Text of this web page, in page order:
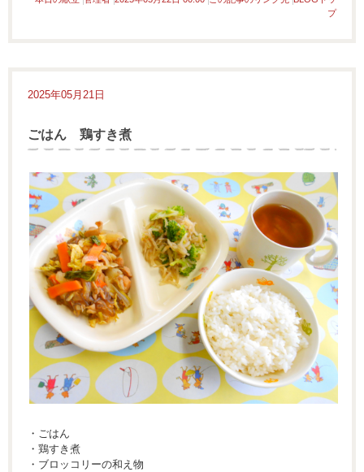
プ
2025年05月21日
ごはん 鶏すき煮
・ごはん
・鶏すき煮
・ブロッコリーの和え物